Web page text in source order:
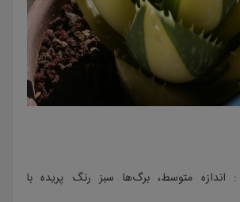
: اندازه متوسط، برگ‌ها سبز رنگ پریده با